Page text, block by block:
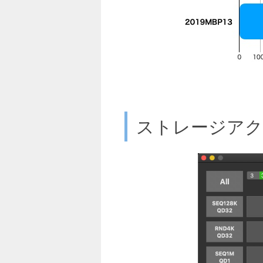
ストレージア